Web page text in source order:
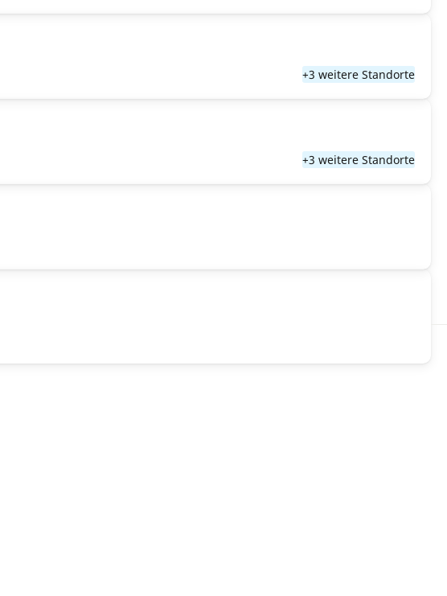
+3 weitere Standorte
+3 weitere Standorte